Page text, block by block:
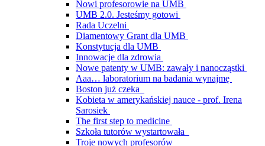
Nowi profesorowie na UMB
UMB 2.0. Jesteśmy gotowi
Rada Uczelni
Diamentowy Grant dla UMB
Konstytucja dla UMB
Innowacje dla zdrowia
Nowe patenty w UMB: zawały i nanocząstki
Aaa… laboratorium na badania wynajmę
Boston już czeka
Kobieta w amerykańskiej nauce - prof. Irena
Sarosiek
The first step to medicine
Szkoła tutorów wystartowała
Troje nowych profesorów